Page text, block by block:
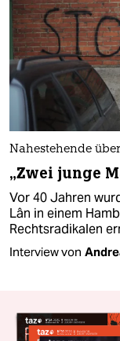
Nahestehende
„Zwei junge
Vor 40 Jahren
Lân in einem
Rechtsradikalen
Interview von